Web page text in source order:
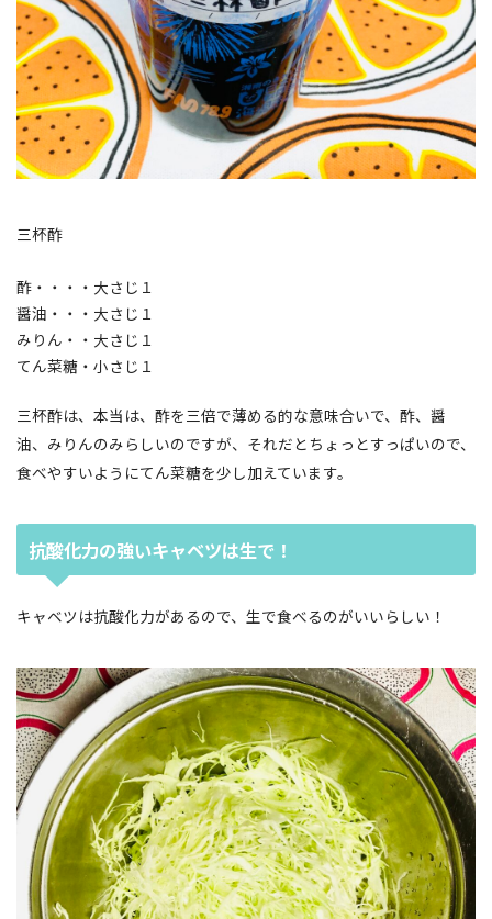
三杯酢
酢・・・・大さじ１
醤油・・・大さじ１
みりん・・大さじ１
てん菜糖・小さじ１
三杯酢は、本当は、酢を三倍で薄める的な意味合いで、酢、醤
油、みりんのみらしいのですが、それだとちょっとすっぱいので、
食べやすいようにてん菜糖を少し加えています。
抗酸化力の強いキャベツは生で！
キャベツは抗酸化力があるので、生で食べるのがいいらしい！